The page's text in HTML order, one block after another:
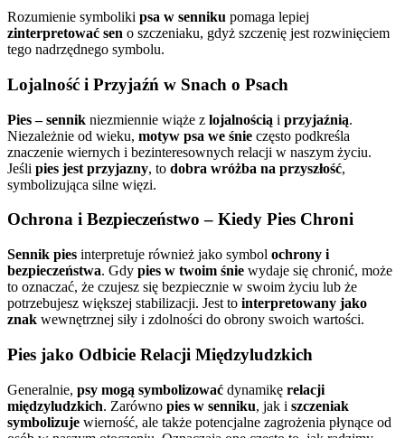
Rozumienie symboliki psa w senniku pomaga lepiej
zinterpretować sen o szczeniaku, gdyż szczenię jest rozwinięciem
tego nadrzędnego symbolu.
Lojalność i Przyjaźń w Snach o Psach
Pies – sennik niezmiennie wiąże z lojalnością i przyjaźnią.
Niezależnie od wieku, motyw psa we śnie często podkreśla
znaczenie wiernych i bezinteresownych relacji w naszym życiu.
Jeśli pies jest przyjazny, to dobra wróżba na przyszłość,
symbolizująca silne więzi.
Ochrona i Bezpieczeństwo – Kiedy Pies Chroni
Sennik pies interpretuje również jako symbol ochrony i
bezpieczeństwa. Gdy pies w twoim śnie wydaje się chronić, może
to oznaczać, że czujesz się bezpiecznie w swoim życiu lub że
potrzebujesz większej stabilizacji. Jest to interpretowany jako
znak wewnętrznej siły i zdolności do obrony swoich wartości.
Pies jako Odbicie Relacji Międzyludzkich
Generalnie, psy mogą symbolizować dynamikę relacji
międzyludzkich. Zarówno pies w senniku, jak i szczeniak
symbolizuje wierność, ale także potencjalne zagrożenia płynące od